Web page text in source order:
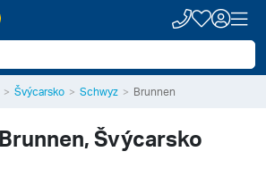
Švýcarsko Schwyz Brunnen
Brunnen, Švýcarsko